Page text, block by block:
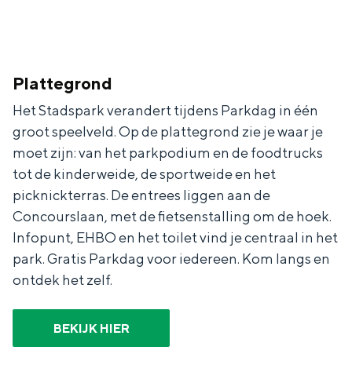
Plattegrond
Het Stadspark verandert tijdens Parkdag in één
groot speelveld. Op de plattegrond zie je waar je
moet zijn: van het parkpodium en de foodtrucks
tot de kinderweide, de sportweide en het
picknickterras. De entrees liggen aan de
Concourslaan, met de fietsenstalling om de hoek.
Infopunt, EHBO en het toilet vind je centraal in het
park. Gratis Parkdag voor iedereen. Kom langs en
ontdek het zelf.
BEKIJK HIER